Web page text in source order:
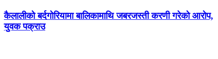
कैलालीको बर्दगोरियामा बालिकामाथि जबरजस्ती करणी गरेको आरोप,
युवक पक्राउ